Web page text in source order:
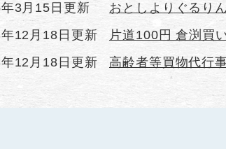
3月15日更新
おとしよりぐるり
12月18日更新
片道100円 倉渕買
12月18日更新
高齢者等買物代行